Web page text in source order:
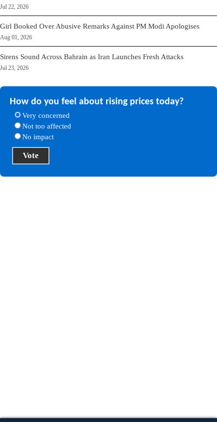
Jul 22, 2026
Girl Booked Over Abusive Remarks Against PM Modi Apologises
Aug 01, 2026
Sirens Sound Across Bahrain as Iran Launches Fresh Attacks
Jul 23, 2026
How do you feel about rising prices today?
Very concerned
Not too affected
No impact